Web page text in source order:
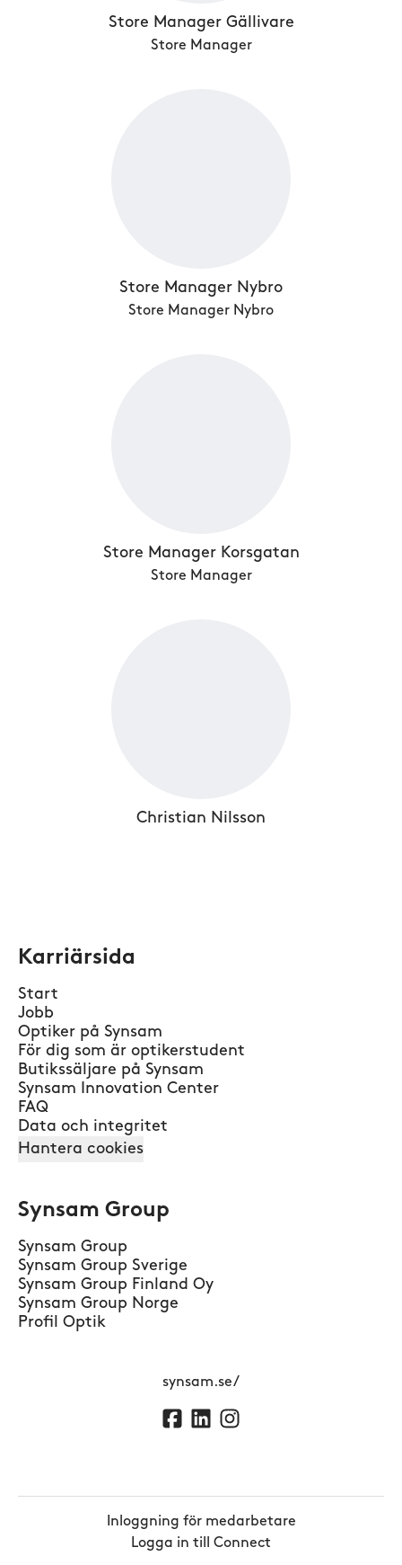
Store Manager Gällivare
Store Manager
Store Manager Nybro
Store Manager Nybro
Store Manager Korsgatan
Store Manager
Christian Nilsson
Karriärsida
Start
Jobb
Optiker på Synsam
För dig som är optikerstudent
Butikssäljare på Synsam
Synsam Innovation Center
FAQ
Data och integritet
Hantera cookies
Synsam Group
Synsam Group
Synsam Group Sverige
Synsam Group Finland Oy
Synsam Group Norge
Profil Optik
synsam.se/
Inloggning för medarbetare
Logga in till Connect